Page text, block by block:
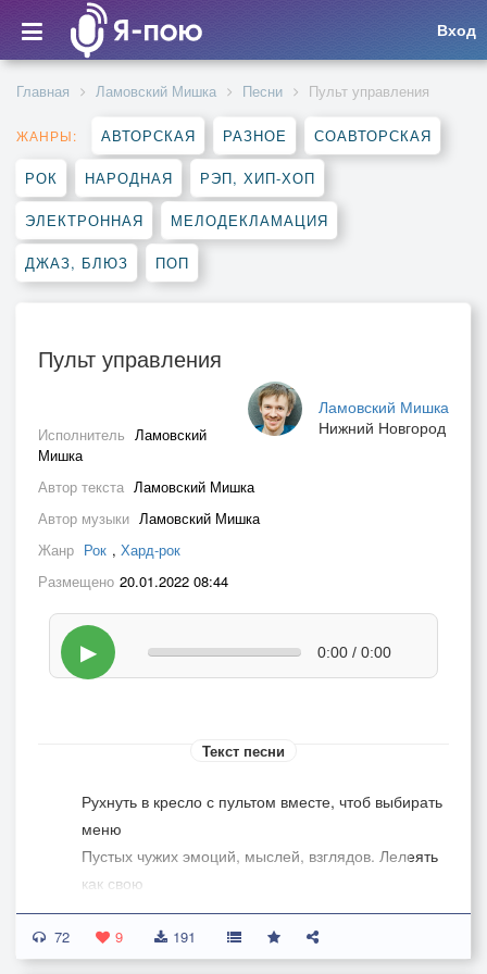
Вход
Главная Ламовский Мишка Песни Пульт управления
ЖАНРЫ: АВТОРСКАЯ РАЗНОЕ СОАВТОРСКАЯ
РОК НАРОДНАЯ РЭП, ХИП-ХОП
ЭЛЕКТРОННАЯ МЕЛОДЕКЛАМАЦИЯ
ДЖАЗ, БЛЮЗ ПОП
Пульт управления
Ламовский Мишка
Нижний Новгород
Исполнитель Ламовский
Мишка
Автор текста Ламовский Мишка
Автор музыки Ламовский Мишка
Жанр Рок , Хард-рок
Размещено 20.01.2022 08:44
▶ 0:00 / 0:00
Текст песни
Рухнуть в кресло с пультом вместе, чтоб выбирать
меню
Пустых чужих эмоций, мыслей, взглядов. Лелеять
как свою
Идеологию свободы, не видя основ идей.
Куда идти совсем не важно, но вместе веселей.
Иллюзия владения природой - величия синдром,
72 9 191